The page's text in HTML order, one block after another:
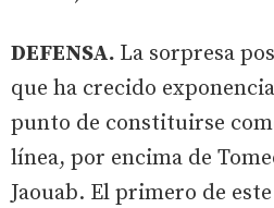
DEFENSA. La sorpresa
que ha crecido
punto de constituirse
línea, por encima de
Jaouab. El primero de